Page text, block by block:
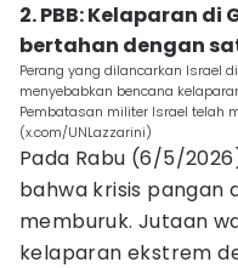
2. PBB: Kelaparan
bertahan dengan
Perang yang dilancarkan Israel
menyebabkan bencana
Pembatasan militer Israel telah
(x.com/UNLazzarini)
Pada Rabu (6/5/
bahwa krisis pangan
memburuk. Jutaan
kelaparan ekstrem